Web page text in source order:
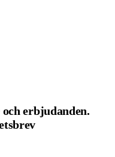
erbjudanden.